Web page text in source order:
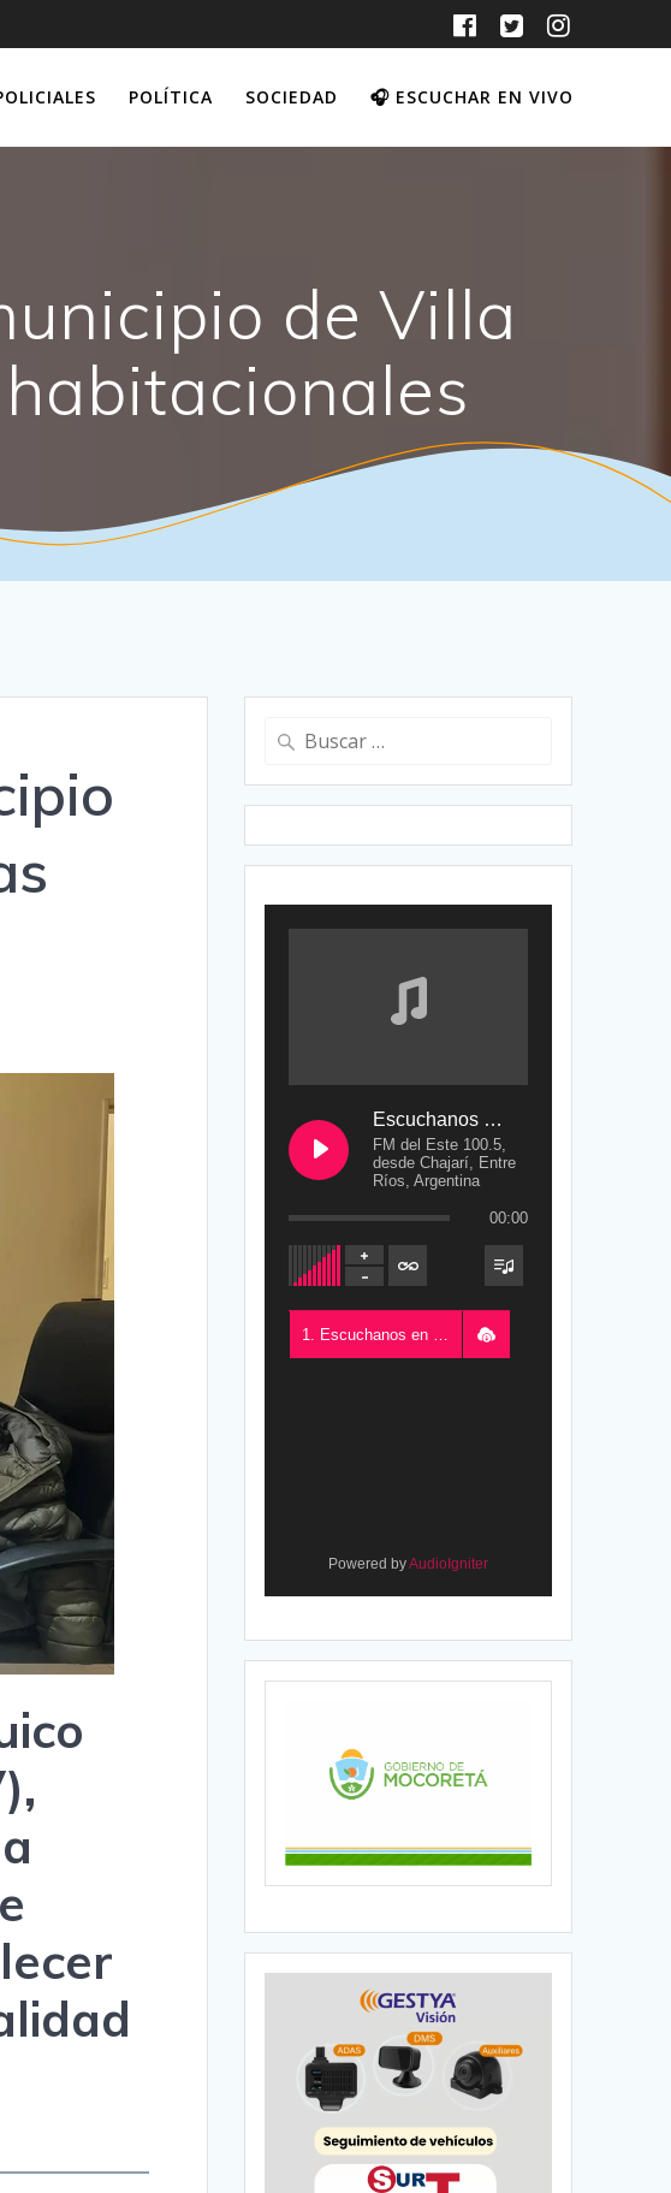
POLÍTICA SOCIEDAD 🎧 ESCUCHAR EN VIVO
de Villa
Buscar:
Escuchanos en Vivo
FM del Este 100.5,
desde Chajarí, Entre
Ríos, Argentina
00:00
1. Escuchanos en Vivo - FM del Este 100.5, desde Chajarí, Entre Ríos, Argentina
Powered byAudioIgniter